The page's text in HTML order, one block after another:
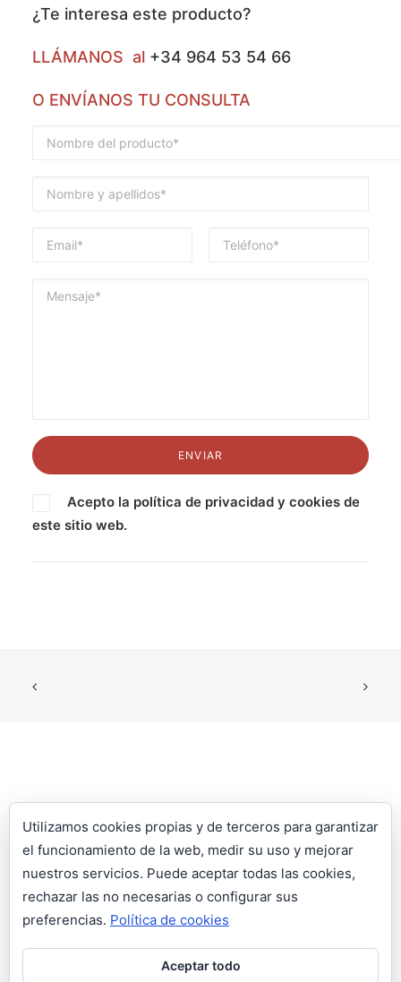
¿Te interesa este producto?
LLÁMANOS al +34 964 53 54 66
O ENVÍANOS TU CONSULTA
Acepto la política de privacidad y cookies de
este sitio web.
LLÁMANOS: 964 53 54 66 | WHATSAPP: 609 110 991
18:00H S: 10:00H – 13:00H
Aviso legal|Política de privacidad
Utilizamos cookies propias y de terceros para garantizar
el funcionamiento de la web, medir su uso y mejorar
nuestros servicios. Puede aceptar todas las cookies,
rechazar las no necesarias o configurar sus
preferencias. Política de cookies
Aceptar todo